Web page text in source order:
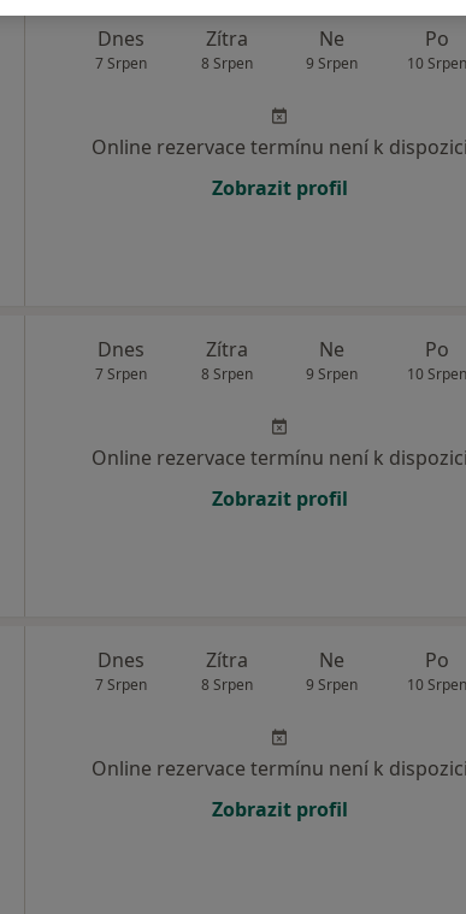
Dnes
7 Srpen
Zítra
8 Srpen
Ne
9 Srpen
Po
10 Srpen
Online rezervace termínu není k dispozici
Zobrazit profil
Dnes
7 Srpen
Zítra
8 Srpen
Ne
9 Srpen
Po
10 Srpen
Online rezervace termínu není k dispozici
Zobrazit profil
Dnes
7 Srpen
Zítra
8 Srpen
Ne
9 Srpen
Po
10 Srpen
Online rezervace termínu není k dispozici
Zobrazit profil